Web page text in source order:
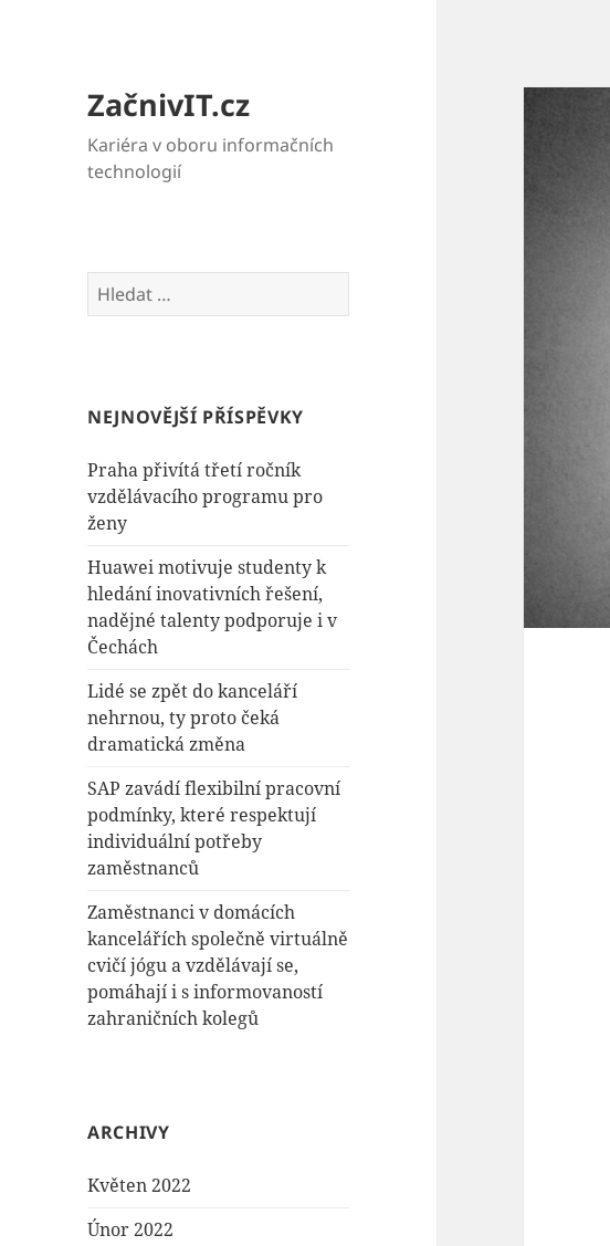
ZačnivIT.cz
Kariéra v oboru informačních
technologií
Vyhledávání
NEJNOVĚJŠÍ PŘÍSPĚVKY
Praha přivítá třetí ročník
vzdělávacího programu pro
ženy
Huawei motivuje studenty k
hledání inovativních řešení,
nadějné talenty podporuje i v
Čechách
Lidé se zpět do kanceláří
nehrnou, ty proto čeká
dramatická změna
SAP zavádí flexibilní pracovní
podmínky, které respektují
individuální potřeby
zaměstnanců
Zaměstnanci v domácích
kancelářích společně virtuálně
cvičí jógu a vzdělávají se,
pomáhají i s informovaností
zahraničních kolegů
ARCHIVY
Květen 2022
Únor 2022